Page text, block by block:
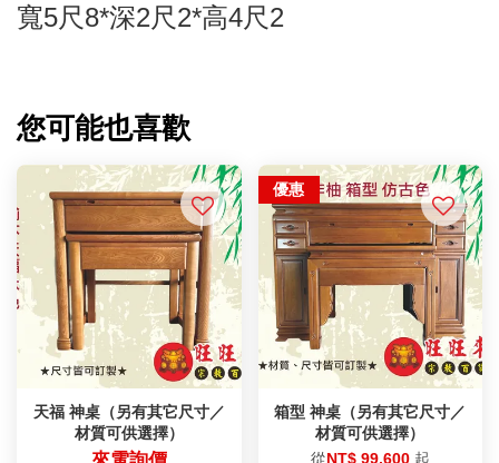
寬5尺8*深2尺2*高4尺2
您可能也喜歡
天福 神桌（另有其它尺寸／
材質可供選擇）
優惠
箱型 神桌（另有其它尺寸／
材質可供選擇）
從NT$ 99,600 起